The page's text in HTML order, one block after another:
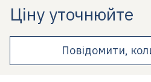
Ціну уточнюйте
Повідомити,